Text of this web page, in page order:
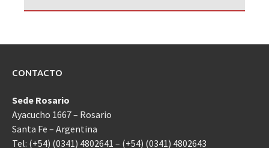
CONTACTO
Sede Rosario
Ayacucho 1667 – Rosario
Santa Fe – Argentina
Tel: (+54) (0341) 4802641 – (+54) (0341) 4802643